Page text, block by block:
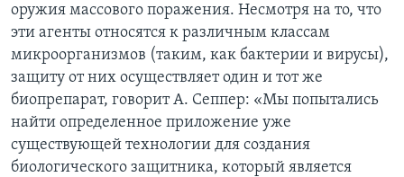
оружия массового поражения. Несмотря на то, что
эти агенты относятся к различным классам
микроорганизмов (таким, как бактерии и вирусы),
защиту от них осуществляет один и тот же
биопрепарат, говорит А. Сеппер: «Мы попытались
найти определенное приложение уже
существующей технологии для создания
биологического защитника, который является